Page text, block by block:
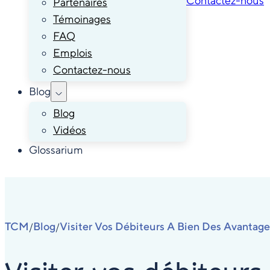
Témoinages
FAQ
Emplois
Contactez-nous
Blog
Blog
Vidéos
Glossarium
TCM /Blog/Visiter Vos Débiteurs A Bien Des